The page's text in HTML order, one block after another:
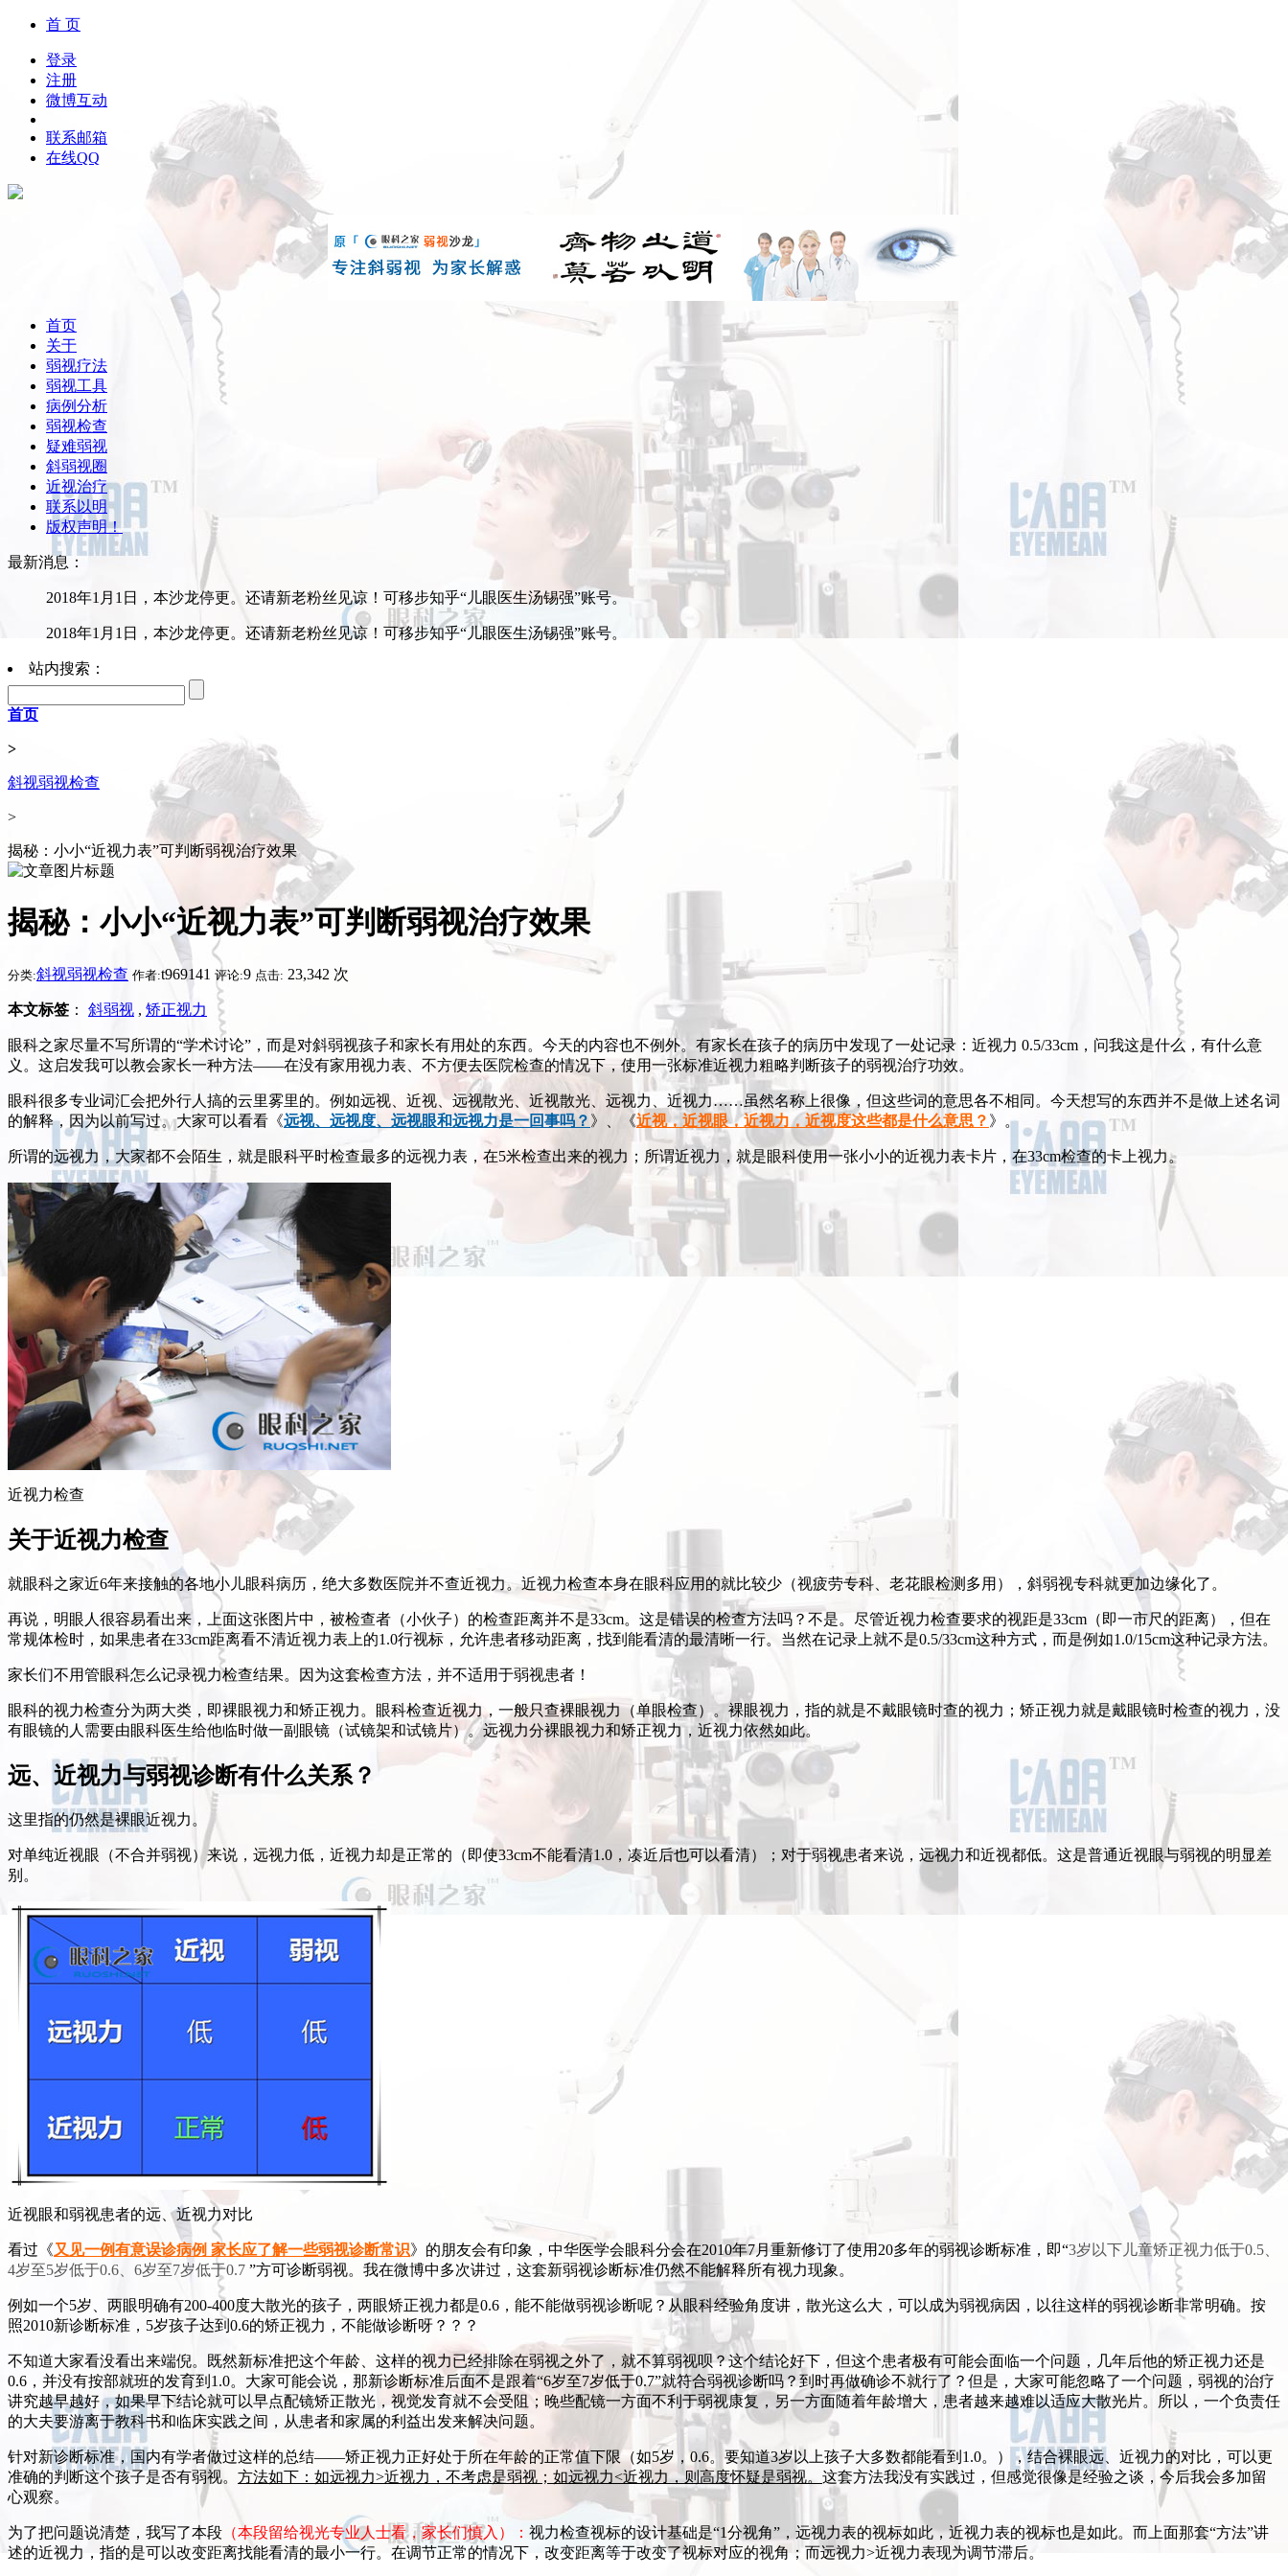
首 页
登录
注册
微博互动
联系邮箱
在线QQ
首页
关于
弱视疗法
弱视工具
病例分析
弱视检查
疑难弱视
斜弱视圈
近视治疗
联系以明
版权声明！
最新消息：
2018年1月1日，本沙龙停更。还请新老粉丝见谅！可移步知乎“儿眼医生汤锡强”账号。
2018年1月1日，本沙龙停更。还请新老粉丝见谅！可移步知乎“儿眼医生汤锡强”账号。
站内搜索：
首页
>
斜视弱视检查
>
揭秘：小小“近视力表”可判断弱视治疗效果
揭秘：小小“近视力表”可判断弱视治疗效果
分类:斜视弱视检查 作者:t969141 评论:9 点击: 23,342 次
本文标签 ： 斜弱视 , 矫正视力
眼科之家尽量不写所谓的“学术讨论”，而是对斜弱视孩子和家长有用处的东西。今天的内容也不例外。有家长在孩子的病历中发现了一处记录：近视力 0.5/33cm，问我这是什么，有什么意
义。这启发我可以教会家长一种方法——在没有家用视力表、不方便去医院检查的情况下，使用一张标准近视力粗略判断孩子的弱视治疗功效。
眼科很多专业词汇会把外行人搞的云里雾里的。例如远视、近视、远视散光、近视散光、远视力、近视力……虽然名称上很像，但这些词的意思各不相同。今天想写的东西并不是做上述名词
的解释，因为以前写过。大家可以看看《远视、远视度、远视眼和远视力是一回事吗？ 》、《近视，近视眼，近视力，近视度这些都是什么意思？ 》。
所谓的远视力，大家都不会陌生，就是眼科平时检查最多的远视力表，在5米检查出来的视力；所谓近视力，就是眼科使用一张小小的近视力表卡片，在33cm检查的卡上视力。
近视力检查
关于近视力检查
就眼科之家近6年来接触的各地小儿眼科病历，绝大多数医院并不查近视力。近视力检查本身在眼科应用的就比较少（视疲劳专科、老花眼检测多用），斜弱视专科就更加边缘化了。
再说，明眼人很容易看出来，上面这张图片中，被检查者（小伙子）的检查距离并不是33cm。这是错误的检查方法吗？不是。尽管近视力检查要求的视距是33cm（即一市尺的距离），但在
常规体检时，如果患者在33cm距离看不清近视力表上的1.0行视标，允许患者移动距离，找到能看清的最清晰一行。当然在记录上就不是0.5/33cm这种方式，而是例如1.0/15cm这种记录方法。
家长们不用管眼科怎么记录视力检查结果。因为这套检查方法，并不适用于弱视患者！
眼科的视力检查分为两大类，即裸眼视力和矫正视力。眼科检查近视力，一般只查裸眼视力（单眼检查）。裸眼视力，指的就是不戴眼镜时查的视力；矫正视力就是戴眼镜时检查的视力，没
有眼镜的人需要由眼科医生给他临时做一副眼镜（试镜架和试镜片）。远视力分裸眼视力和矫正视力，近视力依然如此。
远、近视力与弱视诊断有什么关系？
这里指的仍然是裸眼近视力。
对单纯近视眼（不合并弱视）来说，远视力低，近视力却是正常的（即使33cm不能看清1.0，凑近后也可以看清）；对于弱视患者来说，远视力和近视都低。这是普通近视眼与弱视的明显差
别。
近视眼和弱视患者的远、近视力对比
看过《又见一例有意误诊病例 家长应了解一些弱视诊断常识》的朋友会有印象，中华医学会眼科分会在2010年7月重新修订了使用20多年的弱视诊断标准，即“3岁以下儿童矫正视力低于0.5、
4岁至5岁低于0.6、6岁至7岁低于0.7 ”方可诊断弱视。我在微博中多次讲过，这套新弱视诊断标准仍然不能解释所有视力现象。
例如一个5岁、两眼明确有200-400度大散光的孩子，两眼矫正视力都是0.6，能不能做弱视诊断呢？从眼科经验角度讲，散光这么大，可以成为弱视病因，以往这样的弱视诊断非常明确。按
照2010新诊断标准，5岁孩子达到0.6的矫正视力，不能做诊断呀？？？
不知道大家看没看出来端倪。既然新标准把这个年龄、这样的视力已经排除在弱视之外了，就不算弱视呗？这个结论好下，但这个患者极有可能会面临一个问题，几年后他的矫正视力还是
0.6，并没有按部就班的发育到1.0。大家可能会说，那新诊断标准后面不是跟着“6岁至7岁低于0.7”就符合弱视诊断吗？到时再做确诊不就行了？但是，大家可能忽略了一个问题，弱视的治疗
讲究越早越好，如果早下结论就可以早点配镜矫正散光，视觉发育就不会受阻；晚些配镜一方面不利于弱视康复，另一方面随着年龄增大，患者越来越难以适应大散光片。所以，一个负责任
的大夫要游离于教科书和临床实践之间，从患者和家属的利益出发来解决问题。
针对新诊断标准，国内有学者做过这样的总结——矫正视力正好处于所在年龄的正常值下限（如5岁，0.6。要知道3岁以上孩子大多数都能看到1.0。），结合裸眼远、近视力的对比，可以更
准确的判断这个孩子是否有弱视。 方法如下：如远视力>近视力，不考虑是弱视；如远视力<近视力，则高度怀疑是弱视。 这套方法我没有实践过，但感觉很像是经验之谈，今后我会多加留
心观察。
为了把问题说清楚，我写了本段 （本段留给视光专业人士看，家长们慎入）： 视力检查视标的设计基础是“1分视角”，远视力表的视标如此，近视力表的视标也是如此。而上面那套“方法”讲
述的近视力，指的是可以改变距离找能看清的最小一行。在调节正常的情况下，改变距离等于改变了视标对应的视角；而远视力>近视力表现为调节滞后。